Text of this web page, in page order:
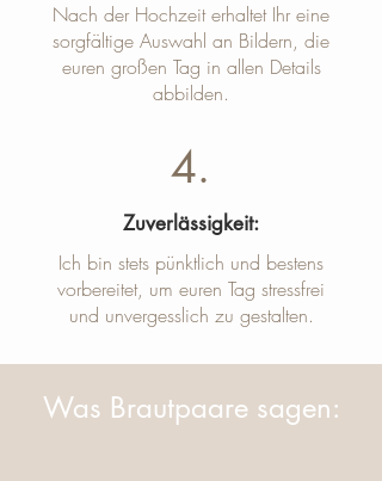
Nach der Hochzeit erhaltet Ihr eine
sorgfältige Auswahl an Bildern, die
euren großen Tag in allen Details
abbilden.
4.
Zuverlässigkeit:
Ich bin stets pünktlich und bestens
vorbereitet, um euren Tag stressfrei
und unvergesslich zu gestalten.
Was Brautpaare sagen: